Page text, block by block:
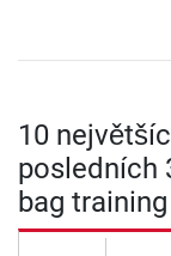
10
posledních
bag training